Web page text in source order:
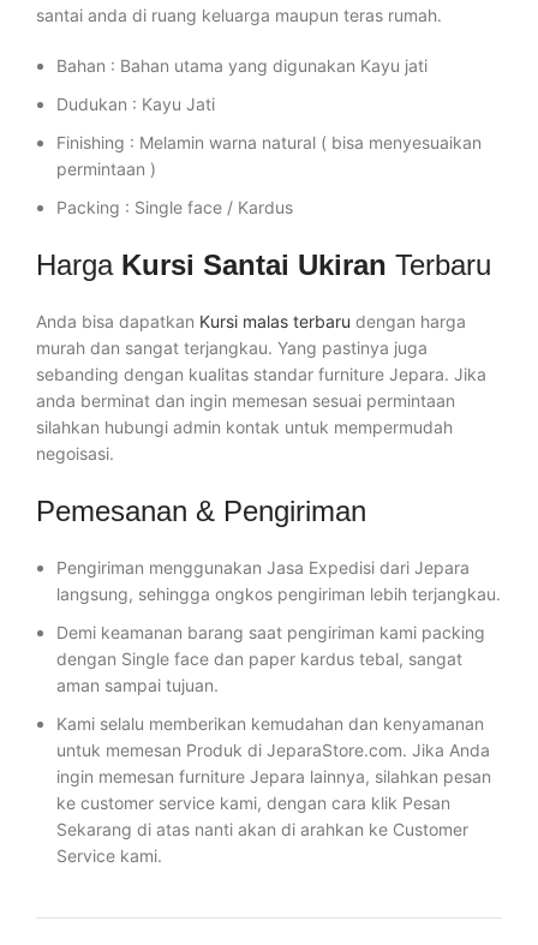
santai anda di ruang keluarga maupun teras rumah.
Bahan : Bahan utama yang digunakan Kayu jati
Dudukan : Kayu Jati
Finishing : Melamin warna natural ( bisa menyesuaikan
permintaan )
Packing : Single face / Kardus
Harga Kursi Santai Ukiran Terbaru
Anda bisa dapatkan Kursi malas terbaru dengan harga
murah dan sangat terjangkau. Yang pastinya juga
sebanding dengan kualitas standar furniture Jepara. Jika
anda berminat dan ingin memesan sesuai permintaan
silahkan hubungi admin kontak untuk mempermudah
negoisasi.
Pemesanan & Pengiriman
Pengiriman menggunakan Jasa Expedisi dari Jepara
langsung, sehingga ongkos pengiriman lebih terjangkau.
Demi keamanan barang saat pengiriman kami packing
dengan Single face dan paper kardus tebal, sangat
aman sampai tujuan.
Kami selalu memberikan kemudahan dan kenyamanan
untuk memesan Produk di JeparaStore.com. Jika Anda
ingin memesan furniture Jepara lainnya, silahkan pesan
ke customer service kami, dengan cara klik Pesan
Sekarang di atas nanti akan di arahkan ke Customer
Service kami.